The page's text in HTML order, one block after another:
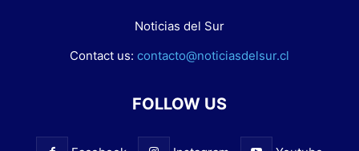
Noticias del Sur
Contact us: contacto@noticiasdelsur.cl
FOLLOW US